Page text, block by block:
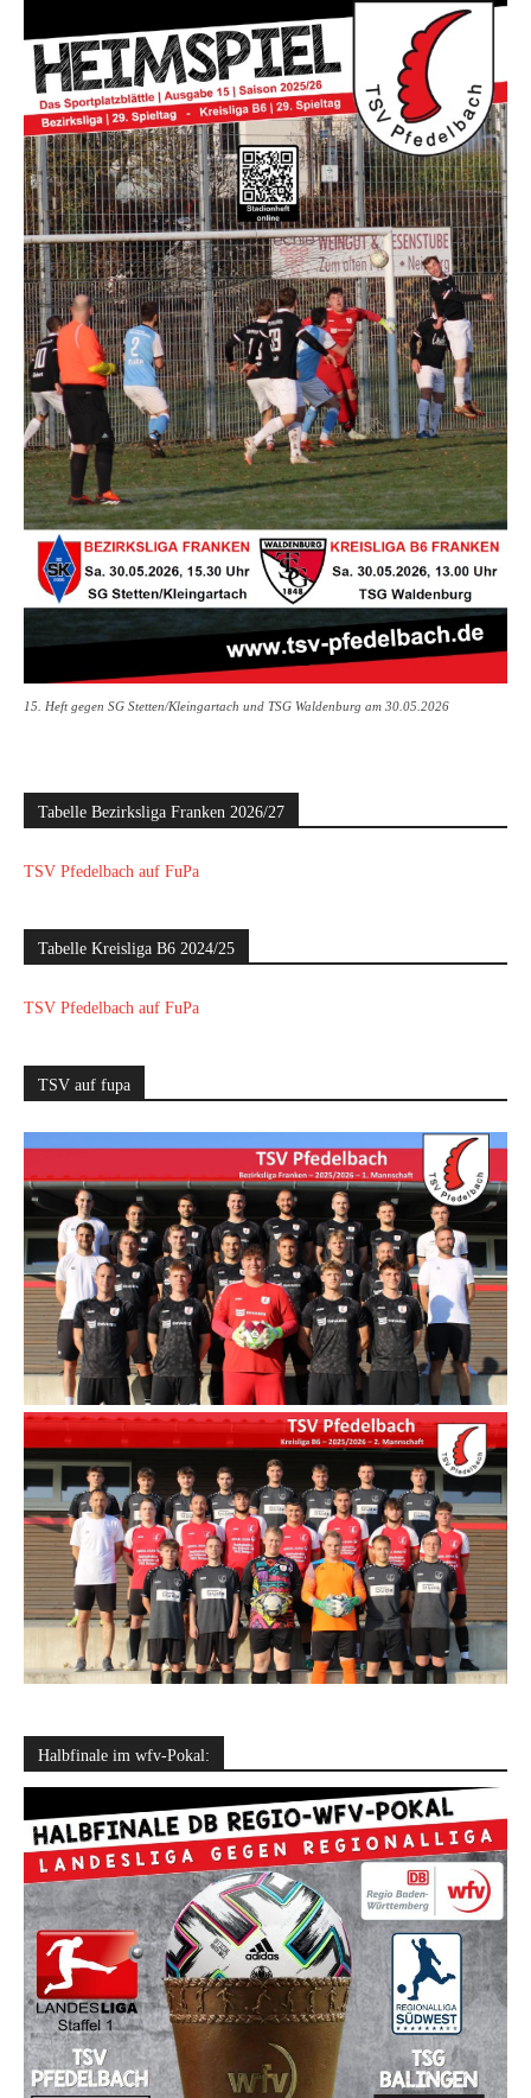
15. Heft gegen SG Stetten/Kleingartach und TSG Waldenburg am 30.05.2026
Tabelle Bezirksliga Franken 2026/27
TSV Pfedelbach auf FuPa
Tabelle Kreisliga B6 2024/25
TSV Pfedelbach auf FuPa
TSV auf fupa
Halbfinale im wfv-Pokal: